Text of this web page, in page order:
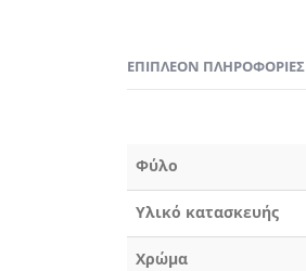
ΕΠΙΠΛΈΟΝ ΠΛΗΡΟΦΟΡΊΕΣ
Φύλο
Υλικό κατασκευής
Χρώμα